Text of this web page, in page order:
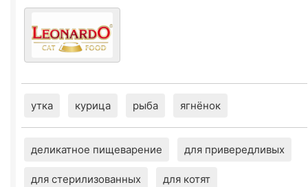
утка курица рыба ягнёнок
деликатное пищеварение для привередливых
для стерилизованных для котят